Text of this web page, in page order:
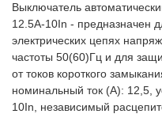
Выключатель
12.5А-10In - предназначен
электрических цепях
частоты 50(60)Гц и для
от токов короткого
номинальный ток (А): 12,5,
10In, независимый